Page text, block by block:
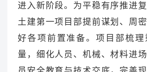
进入新阶段。为平稳有序推进复
土建第一项目部提前谋划、周
好各项前置准备。项目部梳理
量，细化人员、机械、材料进